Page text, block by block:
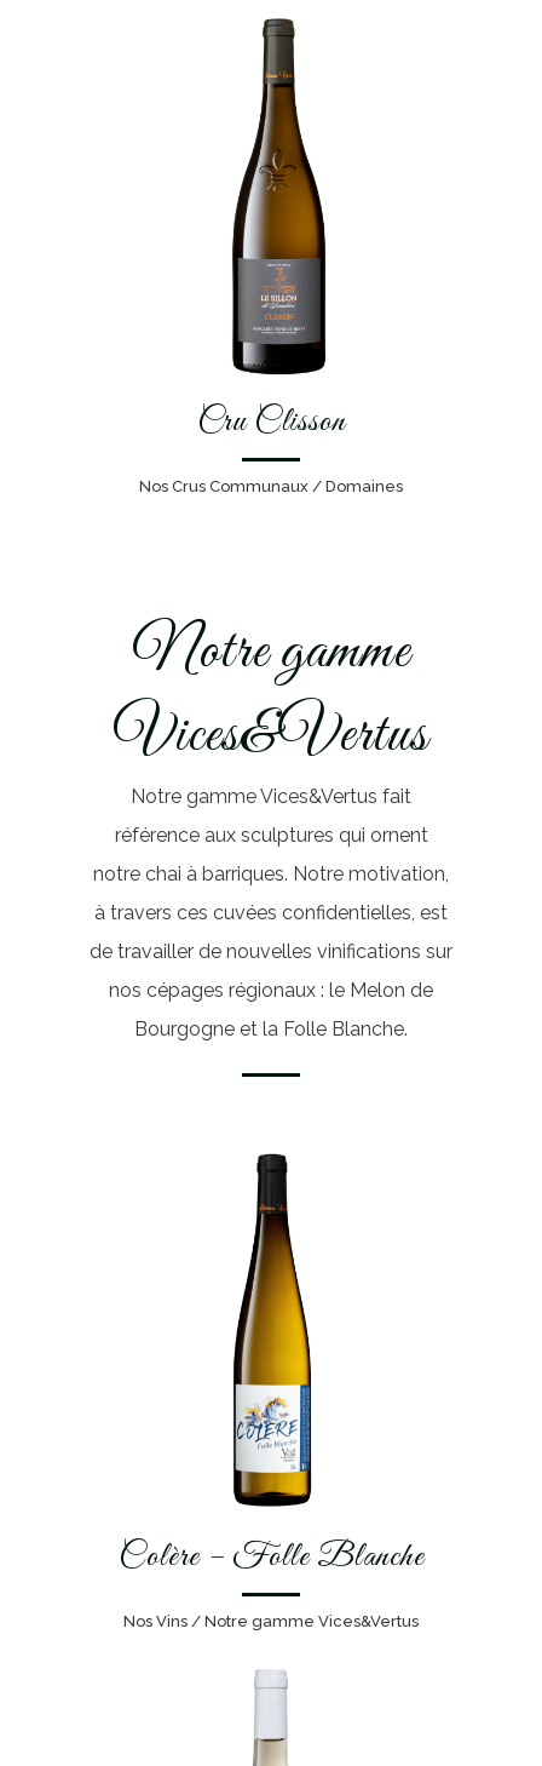
Cru Clisson
Nos Crus Communaux / Domaines
Notre gamme
Vices&Vertus
Notre gamme Vices&Vertus fait
référence aux sculptures qui ornent
notre chai à barriques. Notre motivation,
à travers ces cuvées confidentielles, est
de travailler de nouvelles vinifications sur
nos cépages régionaux : le Melon de
Bourgogne et la Folle Blanche.
Colère – Folle Blanche
Nos Vins / Notre gamme Vices&Vertus